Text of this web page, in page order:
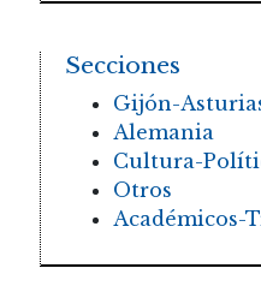
Secciones
Gijón-
Alemania
Cultura-
Otros
Académicos-